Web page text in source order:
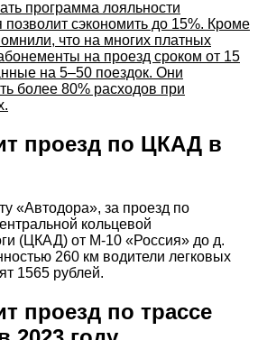
программа лояльности
позволит сэкономить до 15%. Кроме
что на многих платных
на проезд сроком от 15
на 5–50 поездок. Они
более 80% расходов при
проезд по ЦКАД в
«Автодора», за проезд по
кольцевой
(ЦКАД) от М-10 «Россия» до д.
260 км водители легковых
1565 рублей.
проезд по трассе